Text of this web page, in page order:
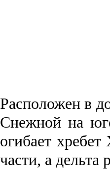
Рас­положен в
Снежной на
огибает
части, а дельта